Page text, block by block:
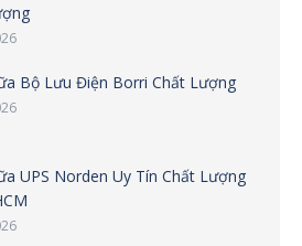
Bộ Lưu Điện Borri Chất Lượng
UPS Norden Uy Tín Chất Lượng